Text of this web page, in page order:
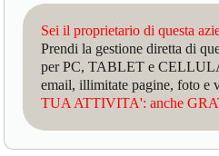
Sei il proprietario di questa
Prendi la gestione diretta di
per PC, TABLET e
email, illimitate pagine, foto e
TUA ATTIVITA': anche